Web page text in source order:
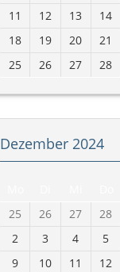
11
12 13 14
18
19 20 21
25
26 27 28
Dezember 2024
25
26 27 28
2
3 4 5
9
10 11 12